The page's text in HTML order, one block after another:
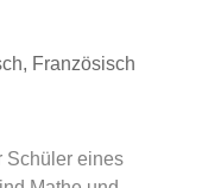
Französisch
Schüler eines